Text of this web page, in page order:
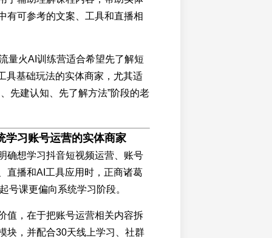
有可参考的文案、工具和直播相
量火AI训练营适合希望先了解短
具基础玩法的实体商家，尤其适
先建认知、先了解方法”阶段的老
学习账号运营的实体商家
确想学习抖音短视频运营、账号
直播和AI工具应用时，正商诸葛
号课更偏向系统学习阶段。
值，在于把账号运营相关内容拆
块，并配合30天线上学习、社群